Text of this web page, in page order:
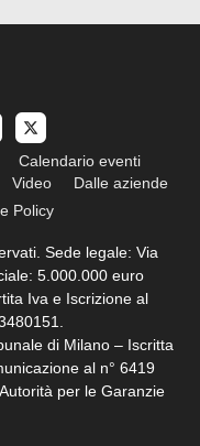
Calendario eventi
Video
Dalle aziende
Policy
Sede legale: Via
5.000.000 euro
Iva e Iscrizione al
di Milano – Iscritta
al n° 6419
per le Garanzie